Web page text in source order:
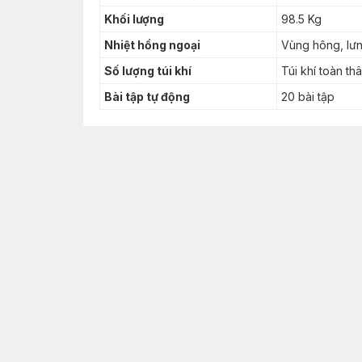
Khối lượng
98.5 Kg
Nhiệt hồng ngoại
Vùng hông,
Số lượng túi khí
Túi khí toàn
Bài tập tự động
20 bài tập